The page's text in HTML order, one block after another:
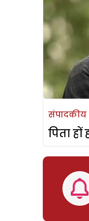
संपादकीय
पिता हों